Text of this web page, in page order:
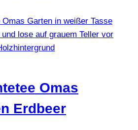
Omas
Erdbeer